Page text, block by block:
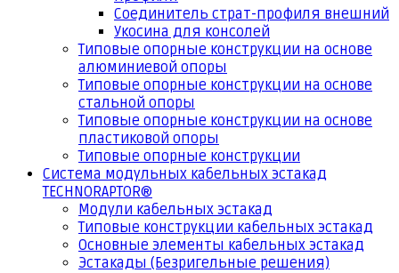
Соединитель страт-профиля внешний
Укосина для консолей
Типовые опорные конструкции на основе
алюминиевой опоры
Типовые опорные конструкции на основе
стальной опоры
Типовые опорные конструкции на основе
пластиковой опоры
Типовые опорные конструкции
Система модульных кабельных эстакад
TECHNORAPTOR®
Модули кабельных эстакад
Типовые конструкции кабельных эстакад
Основные элементы кабельных эстакад
Эстакады (Безригельные решения)